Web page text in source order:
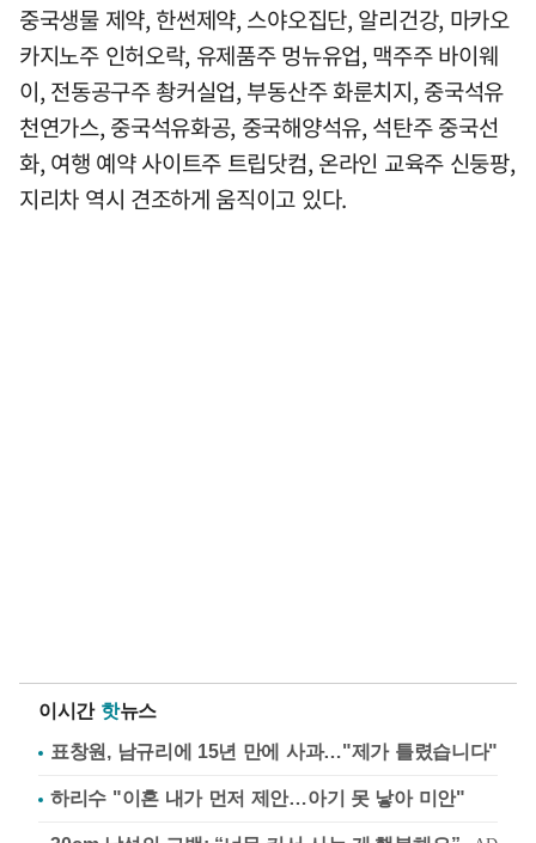
중국생물 제약, 한썬제약, 스야오집단, 알리건강, 마카오
카지노주 인허오락, 유제품주 멍뉴유업, 맥주주 바이웨
이, 전동공구주 촹커실업, 부동산주 화룬치지, 중국석유
천연가스, 중국석유화공, 중국해양석유, 석탄주 중국선
화, 여행 예약 사이트주 트립닷컴, 온라인 교육주 신둥팡,
지리차 역시 견조하게 움직이고 있다.
이시간 핫뉴스
표창원, 남규리에 15년 만에 사과…"제가 틀렸습니다"
하리수 "이혼 내가 먼저 제안…아기 못 낳아 미안"